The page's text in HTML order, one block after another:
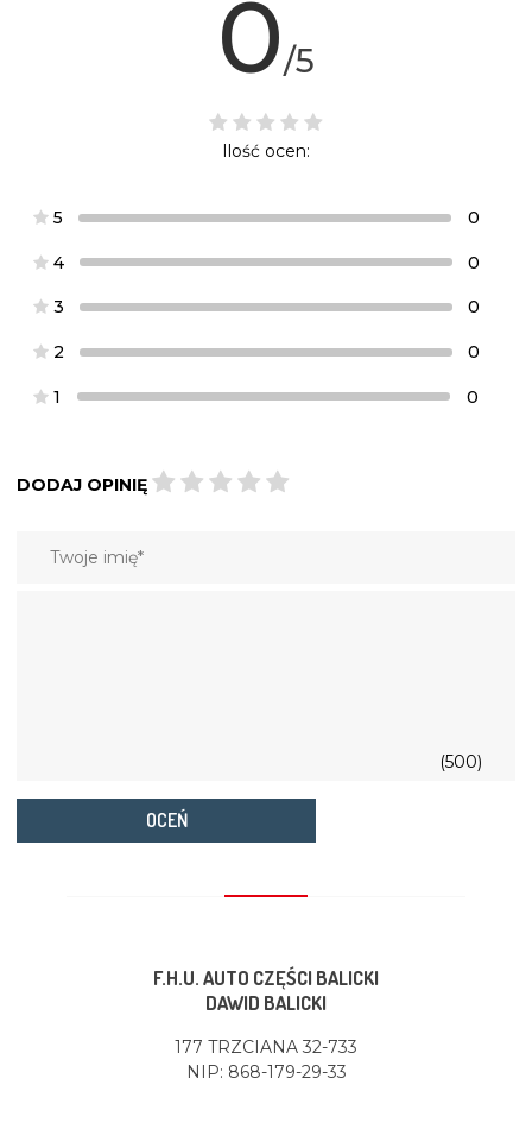
0/5
Ilość ocen:
5 0
4 0
3 0
2 0
1 0
DODAJ OPINIĘ
(500)
OCEŃ
F.H.U. AUTO CZĘŚCI BALICKI
DAWID BALICKI
177 TRZCIANA 32-733
NIP: 868-179-29-33